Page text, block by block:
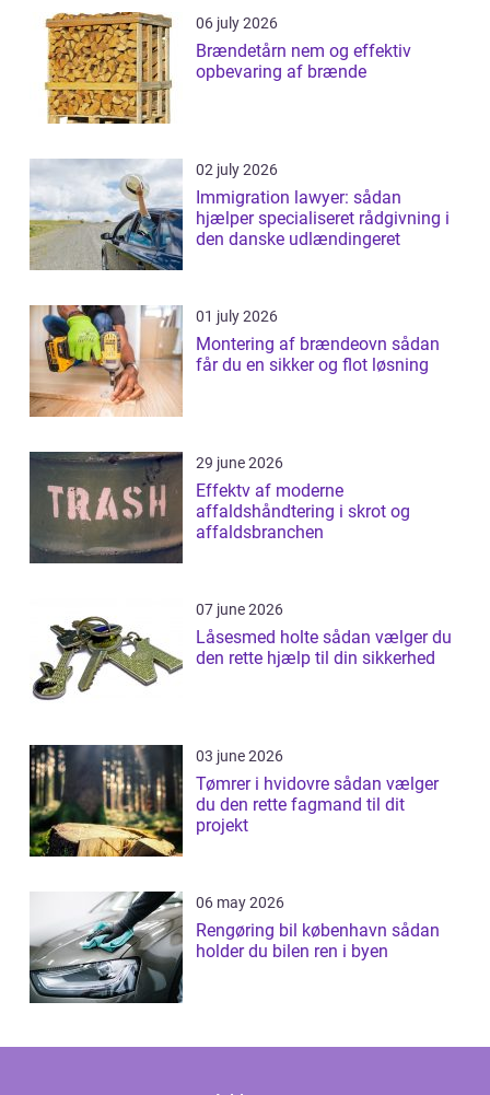
06 july 2026
Brændetårn nem og effektiv
opbevaring af brænde
02 july 2026
Immigration lawyer: sådan
hjælper specialiseret rådgivning i
den danske udlændingeret
01 july 2026
Montering af brændeovn sådan
får du en sikker og flot løsning
29 june 2026
Effektv af moderne
affaldshåndtering i skrot og
affaldsbranchen
07 june 2026
Låsesmed holte sådan vælger du
den rette hjælp til din sikkerhed
03 june 2026
Tømrer i hvidovre sådan vælger
du den rette fagmand til dit
projekt
06 may 2026
Rengøring bil københavn sådan
holder du bilen ren i byen